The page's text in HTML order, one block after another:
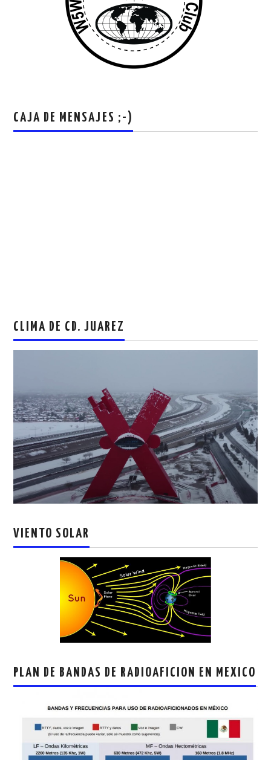
CAJA DE MENSAJES ;-)
CLIMA DE CD. JUAREZ
VIENTO SOLAR
PLAN DE BANDAS DE RADIOAFICION EN MEXICO